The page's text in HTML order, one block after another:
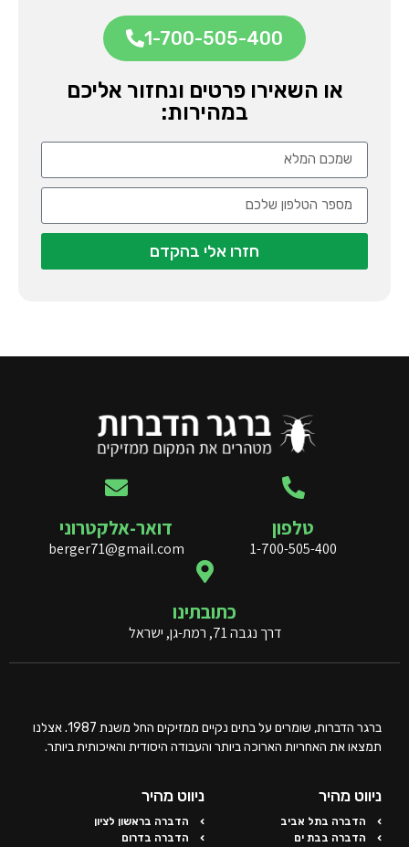
1-700-505-400
או השאירו פרטים ונחזור אליכם
במהירות:
חזרו אלי בהקדם
טלפון
1-700-505-400
דואר-אלקטרוני
berger71@gmail.com
כתובתינו
דרך נגבה 71, רמת-גן, ישראל
ברגר הדברות, שומרים על בתים נקיים ממזיקים החל משנת 1987. אצלנו
תמצאו את האחריות הארוכה ביותר והעבודה היסודית והאיכותית ביותר.
ניווט מהיר
הדברה בתל אביב
הדברה בבת ים
ניווט מהיר
הדברה בראשון לציון
הדברה בדרום